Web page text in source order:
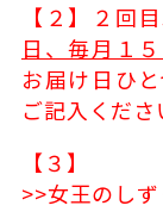
【２】２回
日、毎月１
お届け日ひ
ご記入くださ
【３】
>>女王のし